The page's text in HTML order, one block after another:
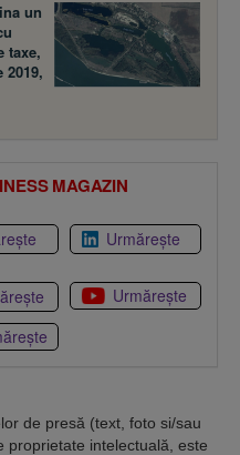
un
taxe,
MAGAZIN
Urmărește
Urmărește
de presă (text, foto si/sau
proprietate intelectuală, este